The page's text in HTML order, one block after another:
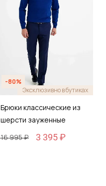
-80%
Эксклюзивно в бутиках
Брюки классические из
шерсти зауженные
16 995 ₽
3 395 ₽